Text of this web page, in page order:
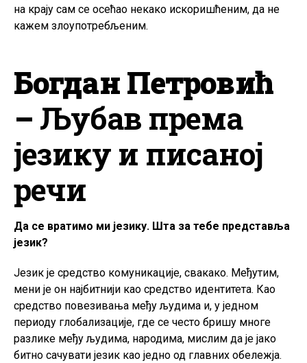
на крају сам се осећао некако искоришћеним, да не
кажем злоупотребљеним.
Богдан Петровић
– Љубав према
језику и писаној
речи
Да се вратимо ми језику. Шта за тебе представља
језик?
Језик је средство комуникације, свакако. Међутим,
мени је он најбитнији као средство идентитета. Као
средство повезивања међу људима и, у једном
периоду глобализације, где се често бришу многе
разлике међу људима, народима, мислим да је јако
битно сачувати језик као једно од главних обележја.